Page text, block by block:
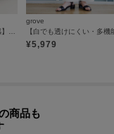
grove
¥5,979
商品も